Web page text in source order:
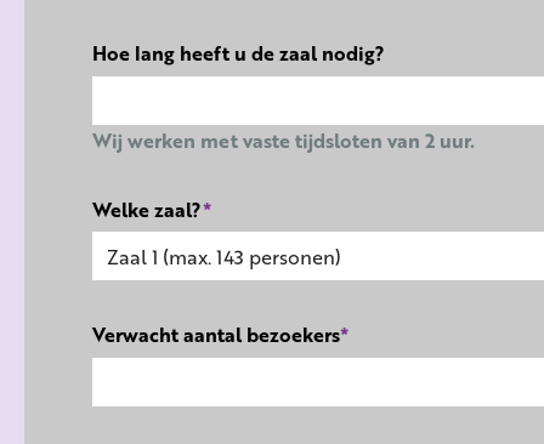
Hoe lang heeft u de zaal nodig?
Wij werken met vaste tijdsloten van 2 uur.
Welke zaal?*
Verwacht aantal bezoekers*